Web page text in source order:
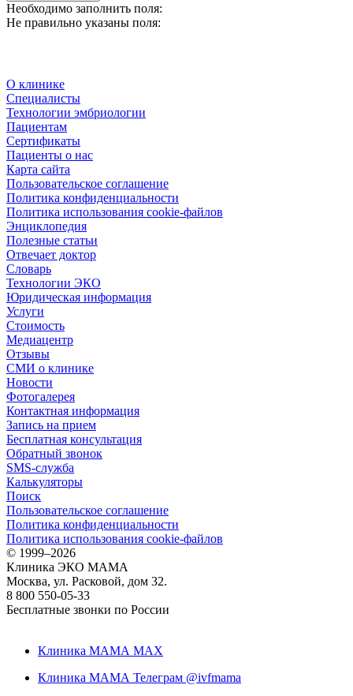
Необходимо заполнить поля:
Не правильно указаны поля:
О клинике
Специалисты
Технологии эмбриологии
Пациентам
Сертификаты
Пациенты о нас
Карта сайта
Пользовательское соглашение
Политика конфиденциальности
Политика использования cookie-файлов
Энциклопедия
Полезные статьи
Отвечает доктор
Словарь
Технологии ЭКО
Юридическая информация
Услуги
Стоимость
Медиацентр
Отзывы
СМИ о клинике
Новости
Фотогалерея
Контактная информация
Запись на прием
Бесплатная консультация
Обратный звонок
SMS-служба
Калькуляторы
Поиск
Пользовательское соглашение
Политика конфиденциальности
Политика использования cookie-файлов
© 1999–2026
Клиника ЭКО МАМА
Москва, ул. Расковой, дом 32.
8 800 550-05-33
Бесплатные звонки по России
Клиника МАМА MAX
Клиника МАМА Телеграм @ivfmama